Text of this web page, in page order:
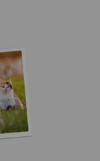
Tag:
und bei
verdoppelt
darf